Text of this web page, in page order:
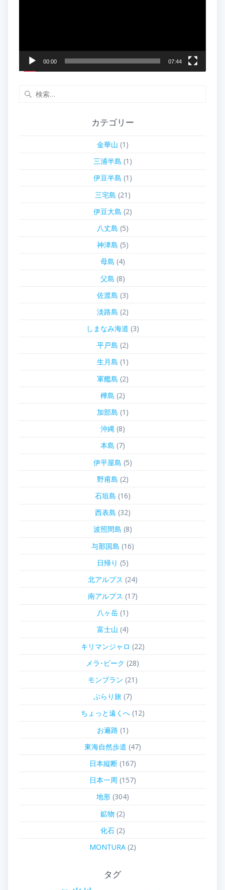
00:00 07:44
カテゴリー
金華山 (1)
三浦半島 (1)
伊豆半島 (1)
三宅島 (21)
伊豆大島 (2)
八丈島 (5)
神津島 (5)
母島 (4)
父島 (8)
佐渡島 (3)
淡路島 (2)
しまなみ海道 (3)
平戸島 (2)
生月島 (1)
軍艦島 (2)
樺島 (2)
加部島 (1)
沖縄(8)
本島 (7)
伊平屋島 (5)
野甫島 (2)
石垣島 (16)
西表島 (32)
波照間島 (8)
与那国島 (16)
日帰り (5)
北アルプス (24)
南アルプス (17)
八ヶ岳(1)
富士山 (4)
キリマンジャロ (22)
メラ･ピーク (28)
モンブラン (21)
ぶらり旅(7)
ちょっと遠くへ(12)
お遍路 (1)
東海自然歩道 (47)
日本縦断(167)
日本一周 (157)
地形(304)
鉱物 (2)
化石(2)
MONTURA(2)
タグ